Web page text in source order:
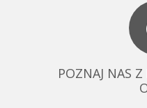
POZNAJ NAS